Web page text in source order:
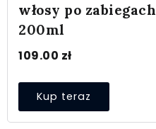
włosy po
200ml
109.00 zł
Kup teraz